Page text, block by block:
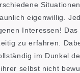
eigenwillig.
Interessen!
zu erfahren.
im Dunkel
selbst nicht